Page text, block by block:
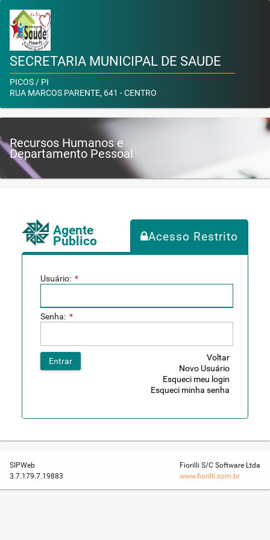
SECRETARIA MUNICIPAL DE SAUDE
PICOS / PI
RUA MARCOS PARENTE, 641 - CENTRO
Recursos Humanos e
Departamento Pessoal
Agente
Público Acesso Restrito
Usuário: *
Senha: *
Entrar
Voltar
Novo Usuário
Esqueci meu login
Esqueci minha senha
SIPWeb
3.7.179.7.19883
Fiorilli S/C Software Ltda
www.fiorilli.com.br